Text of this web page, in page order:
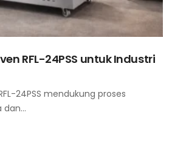
RFL-24PSS untuk Industri
24PSS mendukung proses
dan…